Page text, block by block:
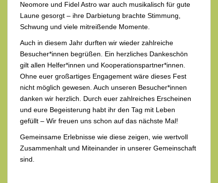
Neomore und Fidel Astro war auch musikalisch für gute
Laune gesorgt – ihre Darbietung brachte Stimmung,
Schwung und viele mitreißende Momente.
Auch in diesem Jahr durften wir wieder zahlreiche
Besucher*innen begrüßen. Ein herzliches Dankeschön
gilt allen Helfer*innen und Kooperationspartner*innen.
Ohne euer großartiges Engagement wäre dieses Fest
nicht möglich gewesen. Auch unseren Besucher*innen
danken wir herzlich. Durch euer zahlreiches Erscheinen
und eure Begeisterung habt ihr den Tag mit Leben
gefüllt – Wir freuen uns schon auf das nächste Mal!
Gemeinsame Erlebnisse wie diese zeigen, wie wertvoll
Zusammenhalt und Miteinander in unserer Gemeinschaft
sind.